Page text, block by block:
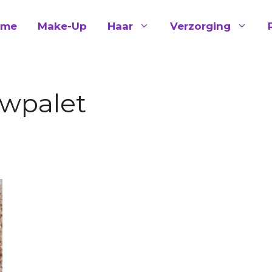
Make-Up Haar Verzorging